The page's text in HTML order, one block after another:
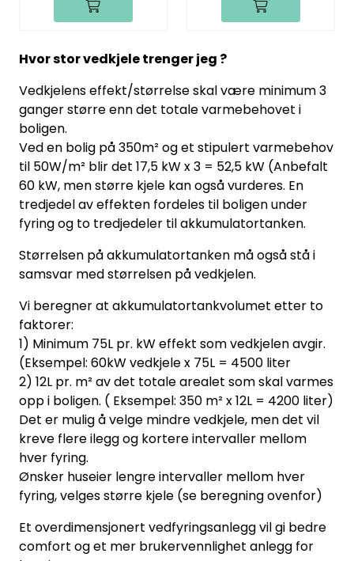
Hvor stor vedkjele trenger jeg ?
Vedkjelens effekt/størrelse skal være minimum 3
ganger større enn det totale varmebehovet i
boligen.
Ved en bolig på 350m² og et stipulert varmebehov
til 50W/m² blir det 17,5 kW x 3 = 52,5 kW (Anbefalt
60 kW, men større kjele kan også vurderes. En
tredjedel av effekten fordeles til boligen under
fyring og to tredjedeler til akkumulatortanken.
Størrelsen på akkumulatortanken må også stå i
samsvar med størrelsen på vedkjelen.
Vi beregner at akkumulatortankvolumet etter to
faktorer:
1) Minimum 75L pr. kW effekt som vedkjelen avgir.
(Eksempel: 60kW vedkjele x 75L = 4500 liter
2) 12L pr. m² av det totale arealet som skal varmes
opp i boligen. ( Eksempel: 350 m² x 12L = 4200 liter)
Det er mulig å velge mindre vedkjele, men det vil
kreve flere ilegg og kortere intervaller mellom
hver fyring.
Ønsker huseier lengre intervaller mellom hver
fyring, velges større kjele (se beregning ovenfor)
Et overdimensjonert vedfyringsanlegg vil gi bedre
comfort og et mer brukervennlighet anlegg for